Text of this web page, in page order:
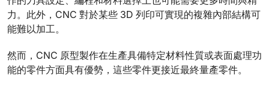
力。此外，CNC 對於某些 3D 列印可實現的複雜內部結構可
能難以加工。
然而，CNC 原型製作在生產具備特定材料性質或表面處理功
能的零件方面具有優勢，這些零件更接近最終量產零件。